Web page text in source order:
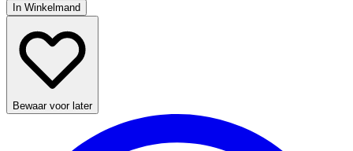
In Winkelmand
Bewaar voor later